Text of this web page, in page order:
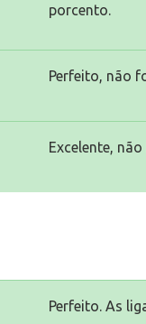
porcento.
Perfeito, não
Excelente,
Perfeito. As